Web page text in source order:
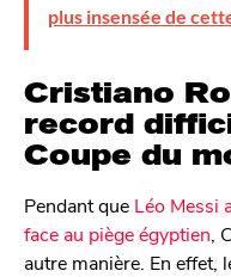
plus insensée de
Cristiano
record
Coupe du
Pendant que Léo Messi
face au piège égyptien,
autre manière. En effet,